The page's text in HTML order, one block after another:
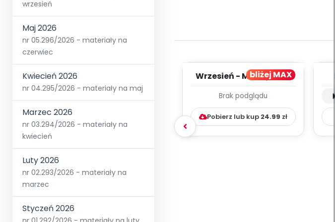
wrzesień
Maj 2026
nr 05.296/2026 - materiały na
czerwiec
Kwiecień 2026
nr 04.295/2026 - materiały na maj
Marzec 2026
nr 03.294/2026 - materiały na
kwiecień
Luty 2026
nr 02.293/2026 - materiały na
marzec
Styczeń 2026
bliżej MAX
Wrzesień - MIESIĘCZNY
WYCHOWAWCZO –
DYDAKTYC...
Brak podglądu
Pobierz lub kup 24.99 zł